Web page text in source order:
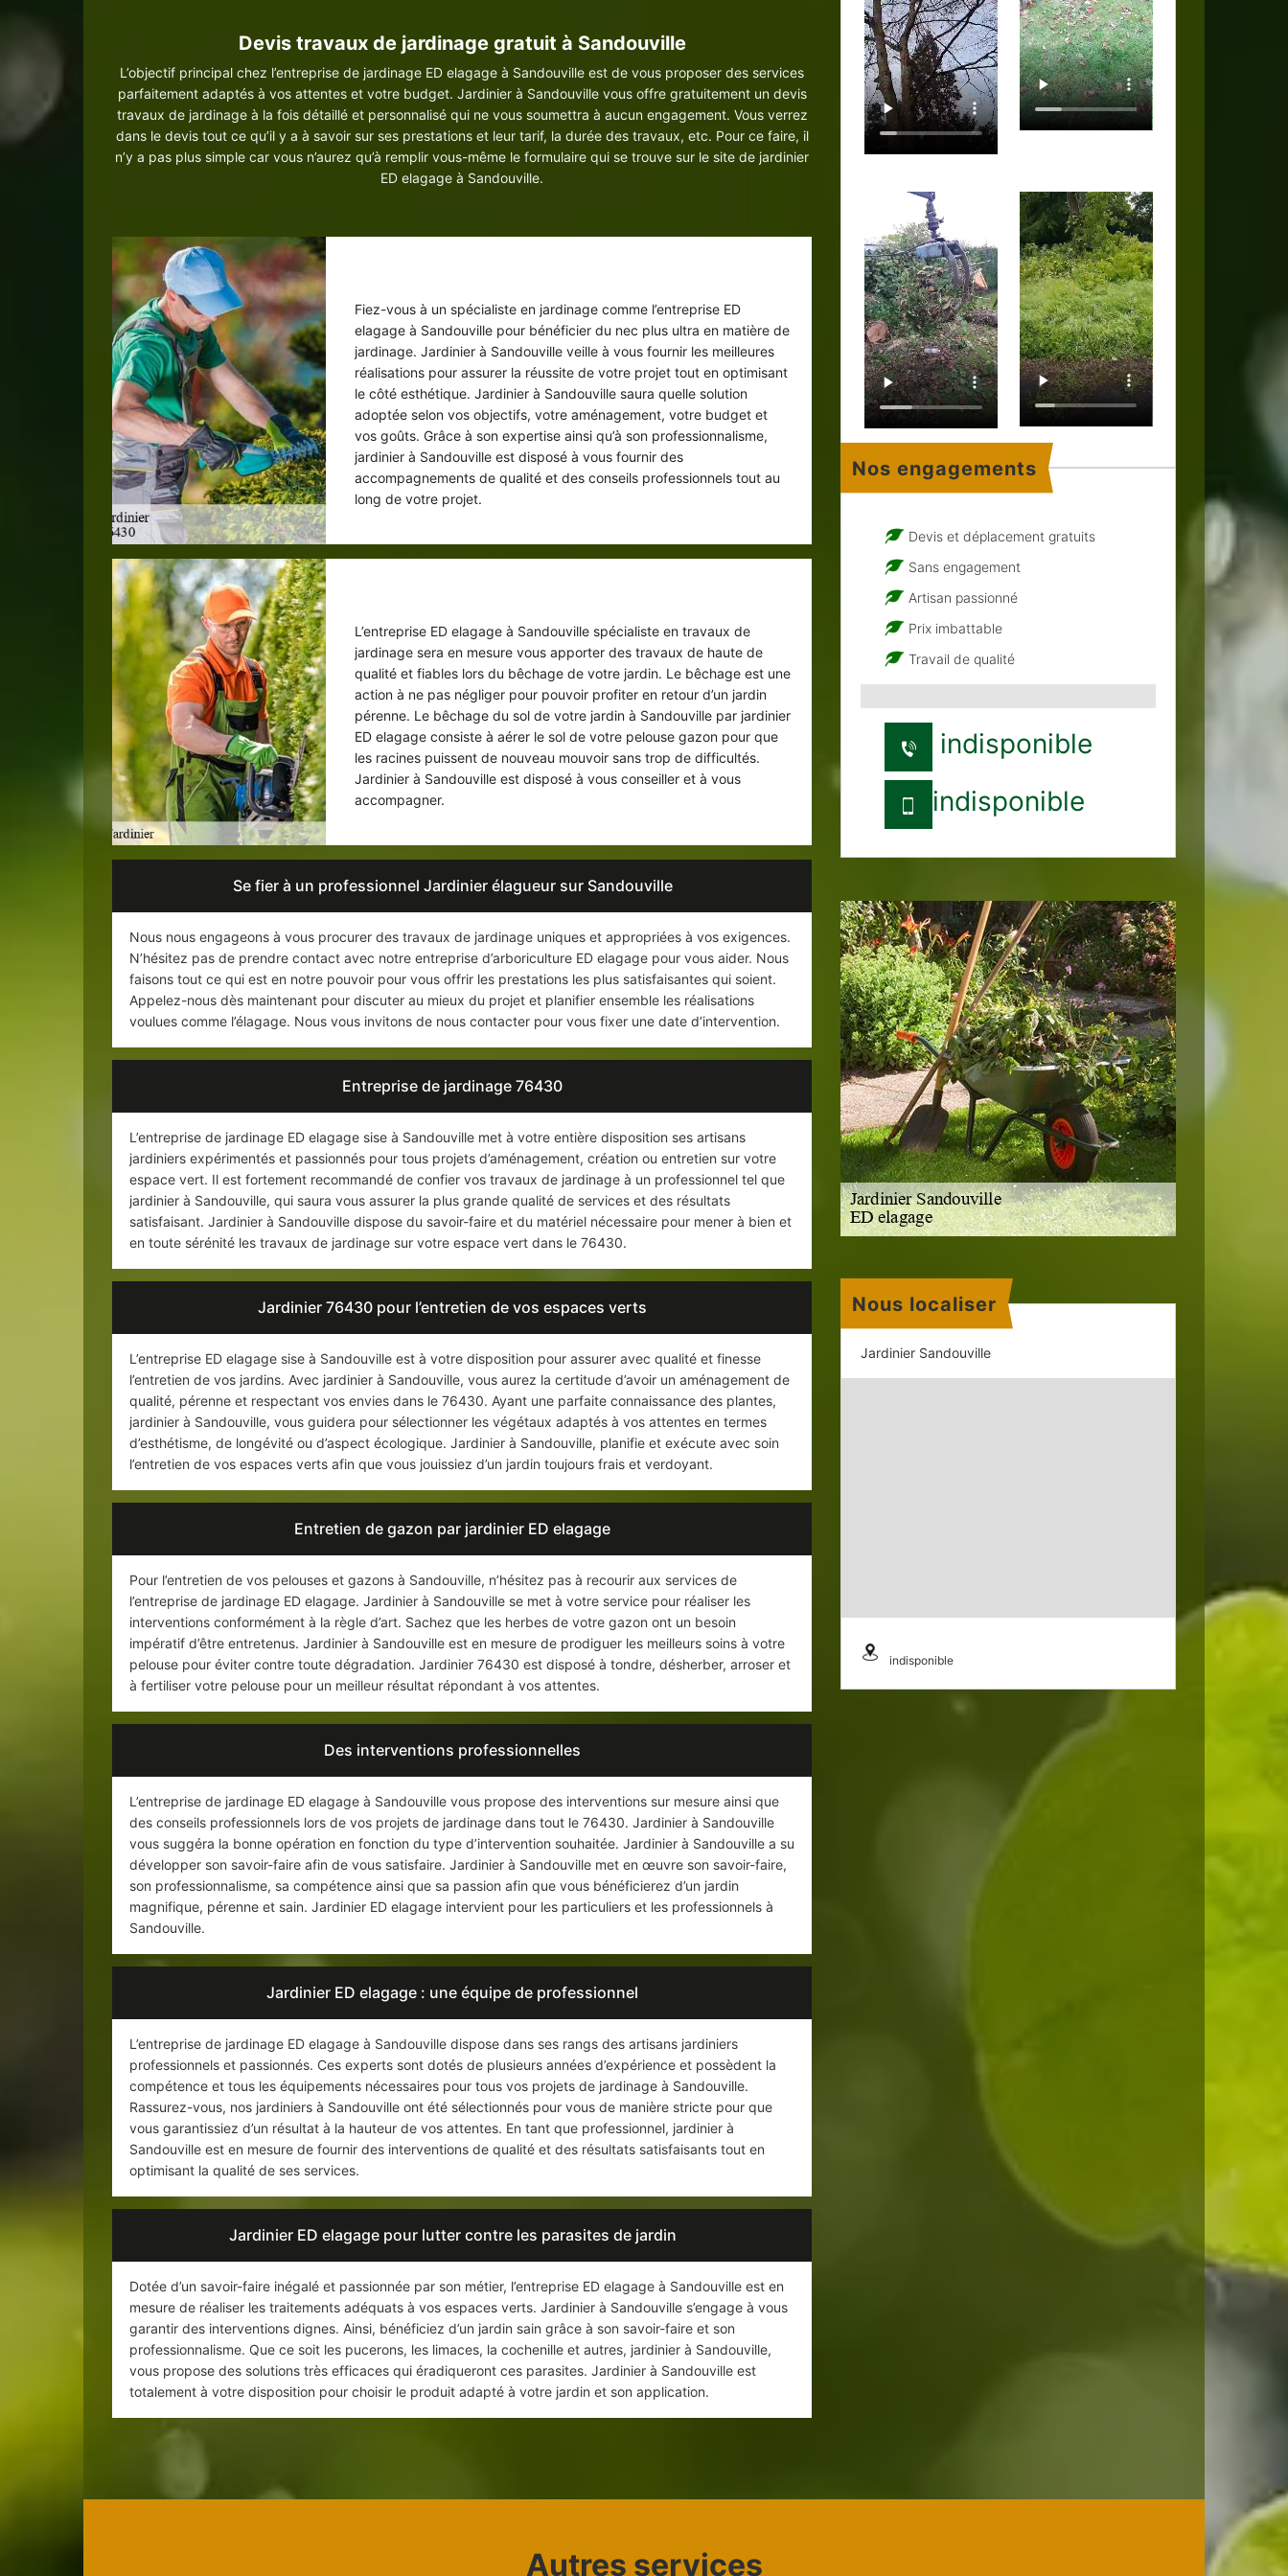
Devis travaux de jardinage gratuit à Sandouville
L’objectif principal chez l’entreprise de jardinage ED elagage à Sandouville est de vous proposer des services
parfaitement adaptés à vos attentes et votre budget. Jardinier à Sandouville vous offre gratuitement un devis
travaux de jardinage à la fois détaillé et personnalisé qui ne vous soumettra à aucun engagement. Vous verrez
dans le devis tout ce qu’il y a à savoir sur ses prestations et leur tarif, la durée des travaux, etc. Pour ce faire, il
n’y a pas plus simple car vous n’aurez qu’à remplir vous-même le formulaire qui se trouve sur le site de jardinier
ED elagage à Sandouville.
Fiez-vous à un spécialiste en jardinage comme l’entreprise ED
elagage à Sandouville pour bénéficier du nec plus ultra en matière de
jardinage. Jardinier à Sandouville veille à vous fournir les meilleures
réalisations pour assurer la réussite de votre projet tout en optimisant
le côté esthétique. Jardinier à Sandouville saura quelle solution
adoptée selon vos objectifs, votre aménagement, votre budget et
vos goûts. Grâce à son expertise ainsi qu’à son professionnalisme,
jardinier à Sandouville est disposé à vous fournir des
accompagnements de qualité et des conseils professionnels tout au
long de votre projet.
L’entreprise ED elagage à Sandouville spécialiste en travaux de
jardinage sera en mesure vous apporter des travaux de haute de
qualité et fiables lors du bêchage de votre jardin. Le bêchage est une
action à ne pas négliger pour pouvoir profiter en retour d’un jardin
pérenne. Le bêchage du sol de votre jardin à Sandouville par jardinier
ED elagage consiste à aérer le sol de votre pelouse gazon pour que
les racines puissent de nouveau mouvoir sans trop de difficultés.
Jardinier à Sandouville est disposé à vous conseiller et à vous
accompagner.
Se fier à un professionnel Jardinier élagueur sur Sandouville
Nous nous engageons à vous procurer des travaux de jardinage uniques et appropriées à vos exigences.
N’hésitez pas de prendre contact avec notre entreprise d’arboriculture ED elagage pour vous aider. Nous
faisons tout ce qui est en notre pouvoir pour vous offrir les prestations les plus satisfaisantes qui soient.
Appelez-nous dès maintenant pour discuter au mieux du projet et planifier ensemble les réalisations
voulues comme l’élagage. Nous vous invitons de nous contacter pour vous fixer une date d’intervention.
Entreprise de jardinage 76430
L’entreprise de jardinage ED elagage sise à Sandouville met à votre entière disposition ses artisans
jardiniers expérimentés et passionnés pour tous projets d’aménagement, création ou entretien sur votre
espace vert. Il est fortement recommandé de confier vos travaux de jardinage à un professionnel tel que
jardinier à Sandouville, qui saura vous assurer la plus grande qualité de services et des résultats
satisfaisant. Jardinier à Sandouville dispose du savoir-faire et du matériel nécessaire pour mener à bien et
en toute sérénité les travaux de jardinage sur votre espace vert dans le 76430.
Jardinier 76430 pour l’entretien de vos espaces verts
L’entreprise ED elagage sise à Sandouville est à votre disposition pour assurer avec qualité et finesse
l’entretien de vos jardins. Avec jardinier à Sandouville, vous aurez la certitude d’avoir un aménagement de
qualité, pérenne et respectant vos envies dans le 76430. Ayant une parfaite connaissance des plantes,
jardinier à Sandouville, vous guidera pour sélectionner les végétaux adaptés à vos attentes en termes
d’esthétisme, de longévité ou d’aspect écologique. Jardinier à Sandouville, planifie et exécute avec soin
l’entretien de vos espaces verts afin que vous jouissiez d’un jardin toujours frais et verdoyant.
Entretien de gazon par jardinier ED elagage
Pour l’entretien de vos pelouses et gazons à Sandouville, n’hésitez pas à recourir aux services de
l’entreprise de jardinage ED elagage. Jardinier à Sandouville se met à votre service pour réaliser les
interventions conformément à la règle d’art. Sachez que les herbes de votre gazon ont un besoin
impératif d’être entretenus. Jardinier à Sandouville est en mesure de prodiguer les meilleurs soins à votre
pelouse pour éviter contre toute dégradation. Jardinier 76430 est disposé à tondre, désherber, arroser et
à fertiliser votre pelouse pour un meilleur résultat répondant à vos attentes.
Des interventions professionnelles
L’entreprise de jardinage ED elagage à Sandouville vous propose des interventions sur mesure ainsi que
des conseils professionnels lors de vos projets de jardinage dans tout le 76430. Jardinier à Sandouville
vous suggéra la bonne opération en fonction du type d’intervention souhaitée. Jardinier à Sandouville a su
développer son savoir-faire afin de vous satisfaire. Jardinier à Sandouville met en œuvre son savoir-faire,
son professionnalisme, sa compétence ainsi que sa passion afin que vous bénéficierez d’un jardin
magnifique, pérenne et sain. Jardinier ED elagage intervient pour les particuliers et les professionnels à
Sandouville.
Jardinier ED elagage : une équipe de professionnel
L’entreprise de jardinage ED elagage à Sandouville dispose dans ses rangs des artisans jardiniers
professionnels et passionnés. Ces experts sont dotés de plusieurs années d’expérience et possèdent la
compétence et tous les équipements nécessaires pour tous vos projets de jardinage à Sandouville.
Rassurez-vous, nos jardiniers à Sandouville ont été sélectionnés pour vous de manière stricte pour que
vous garantissiez d’un résultat à la hauteur de vos attentes. En tant que professionnel, jardinier à
Sandouville est en mesure de fournir des interventions de qualité et des résultats satisfaisants tout en
optimisant la qualité de ses services.
Jardinier ED elagage pour lutter contre les parasites de jardin
Dotée d’un savoir-faire inégalé et passionnée par son métier, l’entreprise ED elagage à Sandouville est en
mesure de réaliser les traitements adéquats à vos espaces verts. Jardinier à Sandouville s’engage à vous
garantir des interventions dignes. Ainsi, bénéficiez d’un jardin sain grâce à son savoir-faire et son
professionnalisme. Que ce soit les pucerons, les limaces, la cochenille et autres, jardinier à Sandouville,
vous propose des solutions très efficaces qui éradiqueront ces parasites. Jardinier à Sandouville est
totalement à votre disposition pour choisir le produit adapté à votre jardin et son application.
Nos engagements
Devis et déplacement gratuits
Sans engagement
Artisan passionné
Prix imbattable
Travail de qualité
indisponible
indisponible
Nous localiser
Jardinier Sandouville
indisponible
Autres services